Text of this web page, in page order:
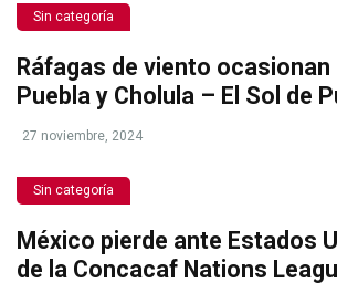
Sin categoría
Ráfagas de viento ocasionan
Puebla y Cholula – El Sol de
27 noviembre, 2024
Sin categoría
México pierde ante Estados
de la Concacaf Nations